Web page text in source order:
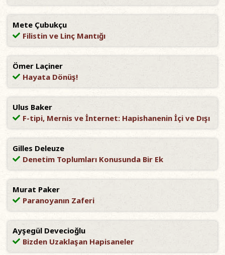
Mete Çubukçu
Filistin ve Linç Mantığı
Ömer Laçiner
Hayata Dönüş!
Ulus Baker
F-tipi, Mernis ve İnternet: Hapishanenin İçi ve Dışı
Gilles Deleuze
Denetim Toplumları Konusunda Bir Ek
Murat Paker
Paranoyanın Zaferi
Ayşegül Devecioğlu
Bizden Uzaklaşan Hapisaneler